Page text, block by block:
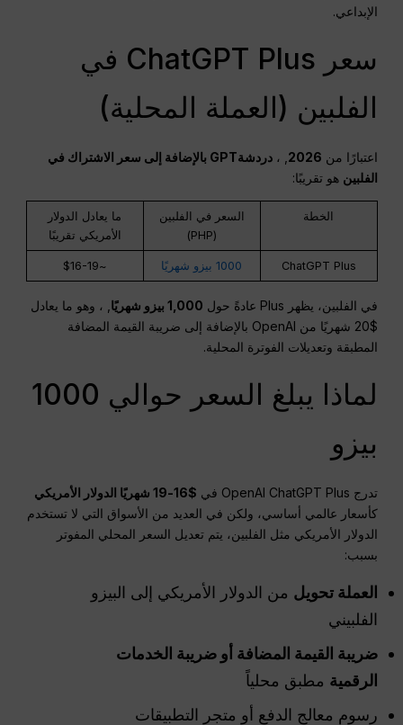
الإبداعي.
سعر ChatGPT Plus في
الفلبين (العملة المحلية)
اعتبارًا من 2026 , ،دردشةGPT
بالإضافة إلى سعر الاشتراك في
الفلبين هو تقريبًا:
الخطة
السعر في الفلبين
(PHP)
ما يعادل الدولار
الأمريكي تقريبًا
ChatGPT Plus 1000 بيزو شهريًا ~$16-19
في الفلبين، يظهر Plus عادةً حول 1,000 بيزو شهريًا
, ، وهو ما يعادل
$20 شهريًا من OpenAI بالإضافة إلى ضريبة القيمة المضافة
المطبقة وتعديلات الفوترة المحلية.
لماذا يبلغ السعر حوالي 1000
بيزو
تدرج OpenAI ChatGPT Plus في $16-19 شهريًا
الدولار الأمريكي
كأسعار عالمي أساسي، ولكن في العديد من الأسواق التي لا تستخدم
الدولار الأمريكي مثل الفلبين، يتم تعديل السعر المحلي المفوتر
بسبب:
العملة تحويل من الدولار الأمريكي إلى البيزو
الفلبيني
ضريبة القيمة المضافة أوضريبة الخدمات
الرقمية مطبق محلياً
رسوم معالج الدفع أو متجر التطبيقات